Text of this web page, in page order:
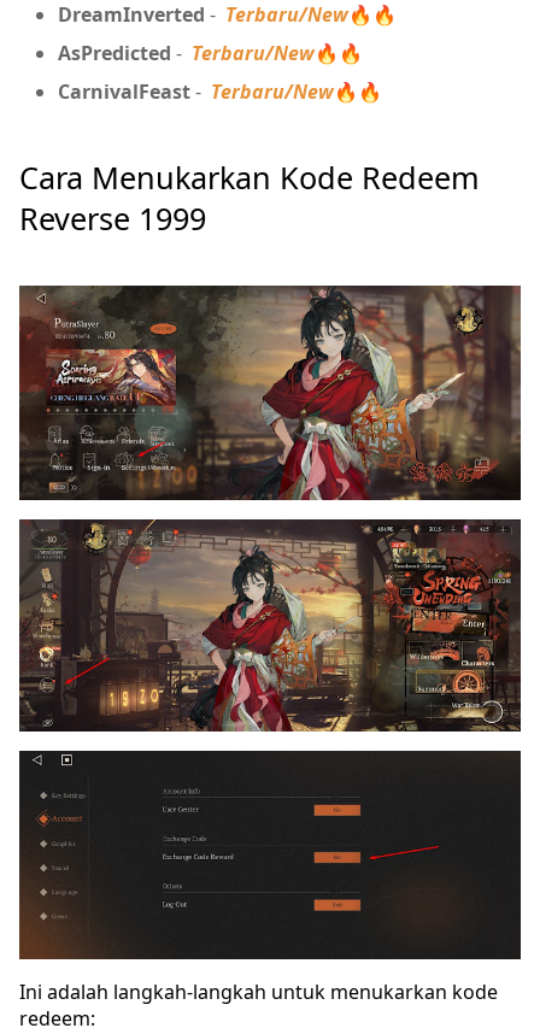
DreamInverted - Terbaru/New🔥🔥
AsPredicted - Terbaru/New🔥🔥
CarnivalFeast- Terbaru/New🔥🔥
Cara Menukarkan Kode Redeem
Reverse 1999
Ini adalah langkah-langkah untuk menukarkan kode
redeem: